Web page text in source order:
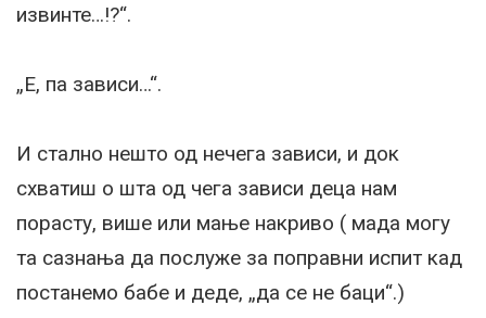
извинте…!?“.
„Е, па зависи…“.
И стално нешто од нечега зависи, и док
схватиш о шта од чега зависи деца нам
порасту, више или мање накриво ( мада могу
та сазнања да послуже за поправни испит кад
постанемо бабе и деде, „да се не баци“.)